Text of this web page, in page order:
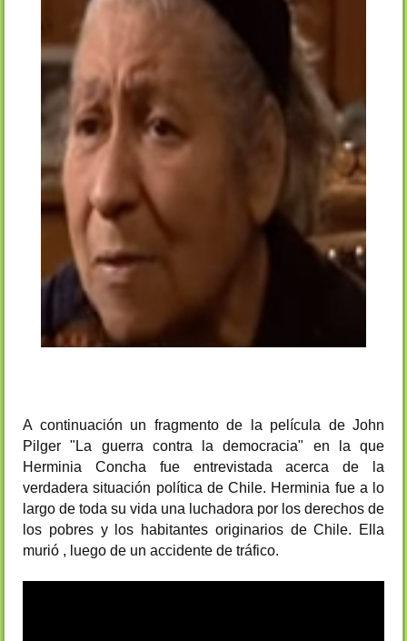
A continuación un fragmento de la película de John
Pilger "La guerra contra la democracia" en la que
Herminia Concha fue entrevistada acerca de la
verdadera situación política de Chile. Herminia fue a lo
largo de toda su vida una luchadora por los derechos de
los pobres y los habitantes originarios de Chile. Ella
murió , luego de un accidente de tráfico.